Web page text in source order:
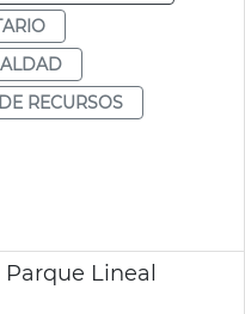
RECURSOS
Lineal